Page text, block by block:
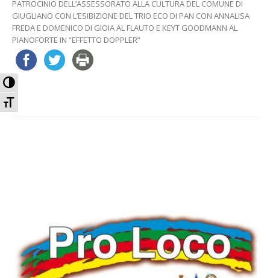
Attiva/disattiva alto contrasto
Attiva/disattiva dimensione testo
PATROCINIO DELL’ASSESSORATO ALLA CULTURA DEL COMUNE DI
GIUGLIANO CON L’ESIBIZIONE DEL TRIO ECO DI PAN CON ANNALISA
FREDA E DOMENICO DI GIOIA AL FLAUTO E KEYT GOODMANN AL
PIANOFORTE IN “EFFETTO DOPPLER”